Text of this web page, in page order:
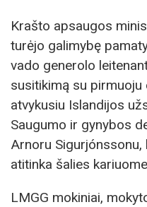
Krašto apsaugos
turėjo galimybę
vado generolo
susitikimą su
atvykusiu Islandijos
Saugumo ir gynybos
Arnoru
atitinka šalies
LMGG mokiniai,